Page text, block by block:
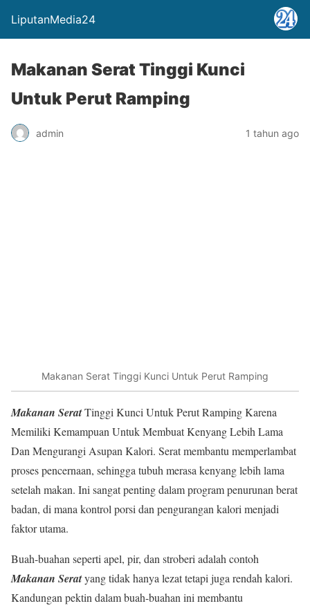
LiputanMedia24
Makanan Serat Tinggi Kunci
Untuk Perut Ramping
admin 1 tahun ago
Makanan Serat Tinggi Kunci Untuk Perut Ramping
Makanan SeratTinggi Kunci Untuk Perut Ramping Karena
Memiliki Kemampuan Untuk Membuat Kenyang Lebih Lama
Dan Mengurangi Asupan Kalori. Serat membantu memperlambat
proses pencernaan, sehingga tubuh merasa kenyang lebih lama
setelah makan. Ini sangat penting dalam program penurunan berat
badan, di mana kontrol porsi dan pengurangan kalori menjadi
faktor utama.
Buah-buahan seperti apel, pir, dan stroberi adalah contoh
Makanan Seratyang tidak hanya lezat tetapi juga rendah kalori.
Kandungan pektin dalam buah-buahan ini membantu